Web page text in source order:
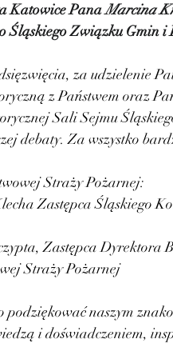
Katowice Pana Marcina
Śląskiego Związku Gmin
za udzielenie
z Państwem oraz
Sali Sejmu
debaty. Za wszystko
Straży Pożarnej:
Zastępca Śląskiego
Zastępca
Straży Pożarnej
podziękować naszym
i doświadczeniem,